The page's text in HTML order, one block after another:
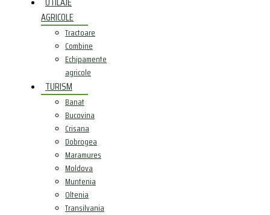
AGRICOLE
Tractoare
Combine
Echipamente
agricole
TURISM
Banat
Bucovina
Crisana
Dobrogea
Maramures
Moldova
Muntenia
Oltenia
Transilvania